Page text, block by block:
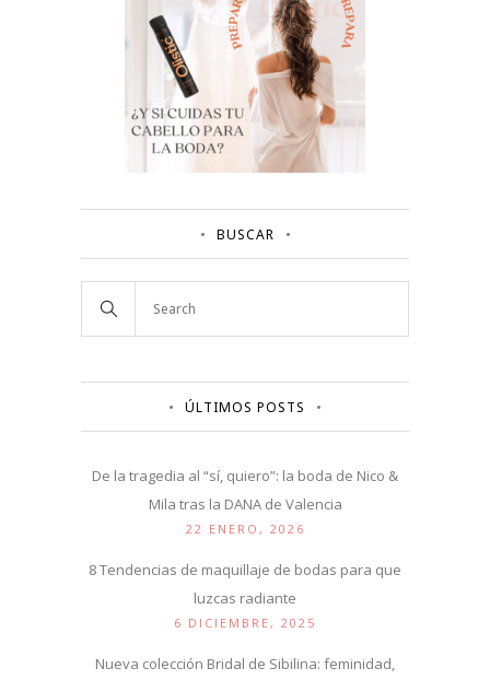
BUSCAR
ÚLTIMOS POSTS
De la tragedia al “sí, quiero”: la boda de Nico &
Mila tras la DANA de Valencia
22 ENERO, 2026
8 Tendencias de maquillaje de bodas para que
luzcas radiante
6 DICIEMBRE, 2025
Nueva colección Bridal de Sibilina: feminidad,